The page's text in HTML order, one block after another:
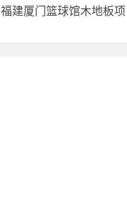
福建厦门篮球馆木地板项